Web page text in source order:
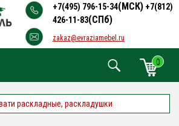
+7(495) 796-15-34(МСК) +7(812)
426-11-83(СПб)
zakaz@evraziamebel.ru
0
раскладные, раскладушки